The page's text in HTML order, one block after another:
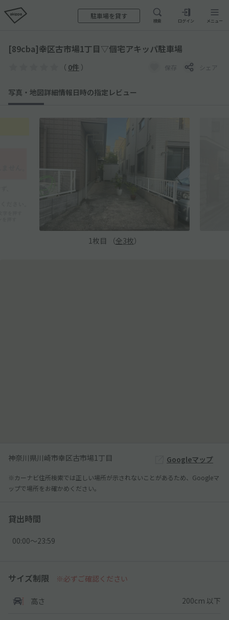
駐車場を貸す
検索 ログイン メニュー
[89cba]幸区古市場1丁目▽個宅アキッパ駐車場
（ 0件 ） 保存 シェア
写真・地図詳細情報日時の指定 レビュー
1 枚目 （全3枚）
神奈川県川崎市幸区古市場1丁目 Googleマップ
※カーナビ住所検索では正しい場所が示されないことがあるため、Googleマ
ップで場所をお確かめください。
貸出時間
00:00〜23:59
サイズ制限 ※必ずご確認ください
高さ 200cm 以下